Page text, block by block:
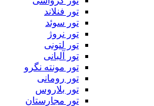
تور فنلاند
تور سوئد
تور نروژ
تور لتونی
تور آلبانی
تور مونته نگرو
تور رومانی
تور بلاروس
تور مجارستان